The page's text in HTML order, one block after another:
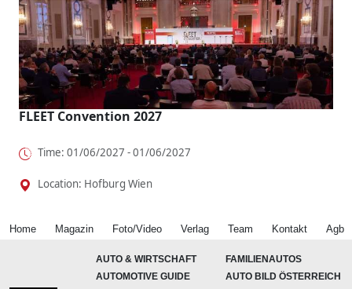
FLEET Convention 2027
Time: 01/06/2027 - 01/06/2027
Location: Hofburg Wien
Home Magazin Foto/Video Verlag Team Kontakt Agb
AUTO & WIRTSCHAFT
FAMILIENAUTOS
AUTOMOTIVE GUIDE
AUTO BILD ÖSTERREICH